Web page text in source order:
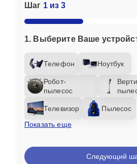
Шаг 1 из 3
1. Выберите Ваше
Телефон Ноутбук
Робот-
пылесос
Телевизор
Пылесос
Показать еще
Следующий